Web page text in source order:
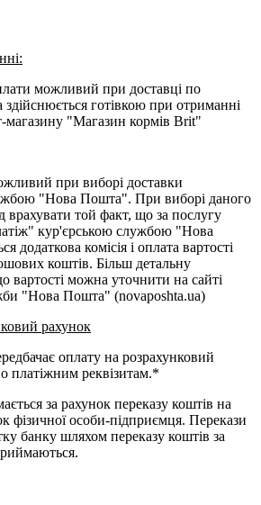
можливий при доставці по
готівкою при отриманні
магазину "Магазин кормів Brit"
при виборі доставки
"Нова Пошта". При виборі даного
врахувати той факт, що за послугу
кур'єрською службою "Нова
додаткова комісія і оплата вартості
коштів. Більш детальну
вартості можна уточнити на сайті
"Нова Пошта" (novaposhta.ua)
рахунок
оплату на розрахунковий
платіжним реквізитам.*
за рахунок переказу коштів на
фізичної особи-підприємця. Перекази
банку шляхом переказу коштів за